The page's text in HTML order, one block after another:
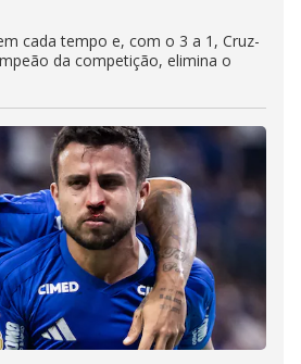
cada tempo e, com o 3 a 1, Cruz-
da competição, elimina o